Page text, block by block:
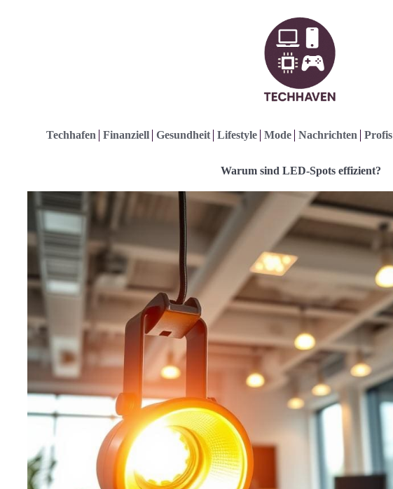
Techhafen Finanziell Gesundheit Lifestyle Mode Nachrichten Profis
Warum sind LED-Spots effizient?